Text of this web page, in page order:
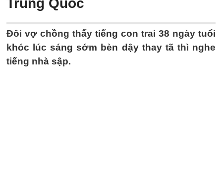
Trung Quốc
Đôi vợ chồng thấy tiếng con trai 38 ngày tuổi
khóc lúc sáng sớm bèn dậy thay tã thì nghe
tiếng nhà sập.